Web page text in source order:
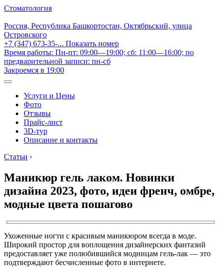
Стоматология
Россия, Республика Башкортостан, Октябрьский, улица
Островского
+7 (347) 673-35-... Показать номер
Время работы: Пн-пт: 09:00—19:00; сб: 11:00—16:00; по
предварительной записи: пн-сб
Закроемся в 19:00
Услуги и Цены
Фото
Отзывы
Прайс-лист
3D-тур
Описание и контакты
Статьи ›
Маникюр гель лаком. Новинки
дизайна 2023, фото, идеи френч, омбре,
модные цвета пошагово
Ухоженные ногти с красивым маникюром всегда в моде.
Широкий простор для воплощения дизайнерских фантазий
предоставляет уже полюбившийся модницам гель-лак — это
подтверждают бесчисленные фото в интернете.